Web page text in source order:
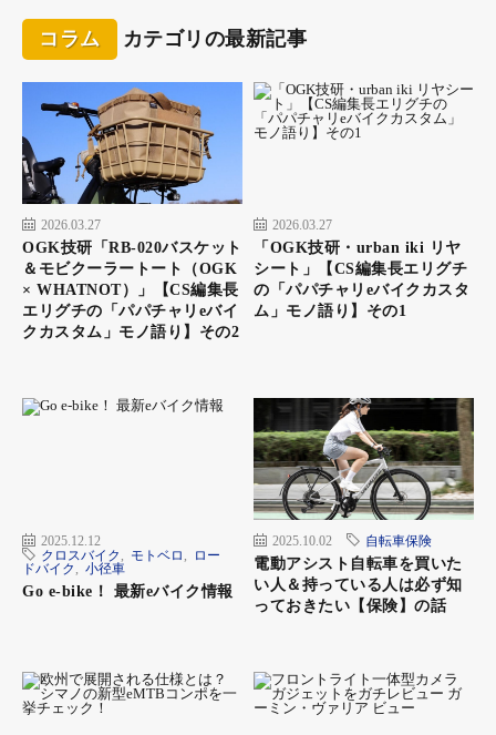
コラム カテゴリの最新記事
2026.03.27
OGK技研「RB-020バスケット
＆モビクーラートート（OGK
× WHATNOT）」【CS編集長
エリグチの「パパチャリeバイ
クカスタム」モノ語り】その2
2026.03.27
「OGK技研・urban iki リヤ
シート」【CS編集長エリグチ
の「パパチャリeバイクカスタ
ム」モノ語り】その1
2025.12.12
クロスバイク
モトベロ
ロー
ドバイク
小径車
Go e-bike！ 最新eバイク情報
2025.10.02 自転車保険
電動アシスト自転車を買いた
い人＆持っている人は必ず知
っておきたい【保険】の話